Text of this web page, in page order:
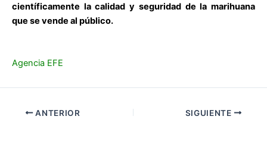
científicamente la calidad y seguridad de la marihuana
que se vende al público.
Agencia EFE
ANTERIOR SIGUIENTE